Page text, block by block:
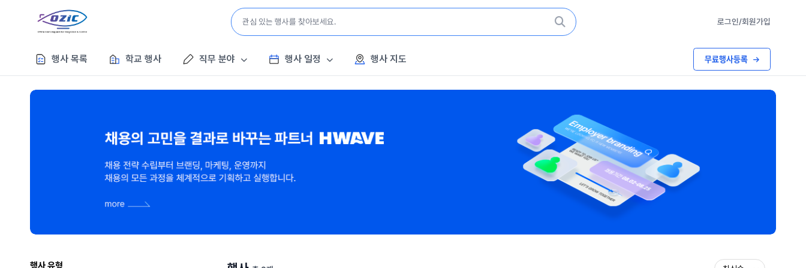
로그인/회원가입
행사 목록 학교 행사 직무 분야 행사 일정 행사 지도 무료행사등록
행사 유형